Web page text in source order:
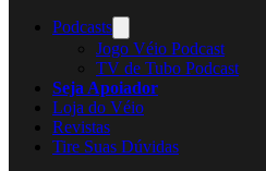
Podcasts
Jogo Véio Podcast
TV de Tubo Podcast
Seja Apoiador
Loja do Véio
Revistas
Tire Suas Dúvidas